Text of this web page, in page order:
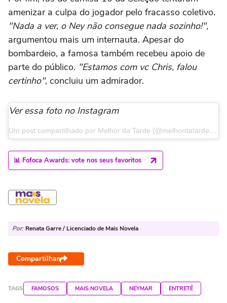
amenizar a culpa do jogador pelo fracasso coletivo.
"Nada a ver, o Ney não consegue nada sozinho!",
argumentou mais um internauta. Apesar do
bombardeio, a famosa também recebeu apoio de
parte do público. "Estamos com vc Chris, falou
certinho", concluiu um admirador.
Ver essa foto no Instagram
Um post compartilhado por Melhor da Tarde (@melhordatardeband)
📊 Fofoca Awards: vote nos seus favoritos
Por: Renata Garre / Licenciado de Mais Novela
Compartilhar
TAGS FAMOSOS MAIS NOVELA NEYMAR ENTRETÊ